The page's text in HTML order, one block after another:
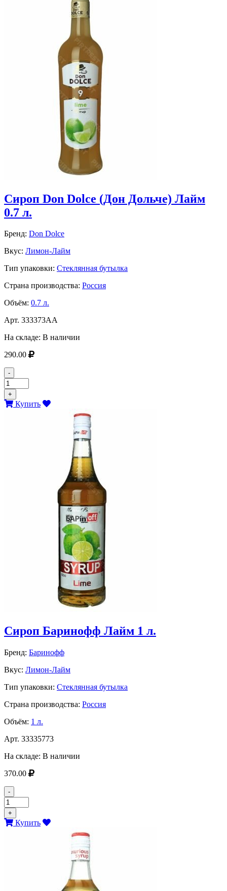
Сироп Don Dolce (Дон Дольче) Лайм
0.7 л.
Бренд: Don Dolce
Вкус: Лимон-Лайм
Тип упаковки: Стеклянная бутылка
Страна производства: Россия
Объём: 0.7 л.
Арт. 333373AA
На складе: В наличии
290.00
-
+
Купить
Сироп Баринофф Лайм 1 л.
Бренд: Баринофф
Вкус: Лимон-Лайм
Тип упаковки: Стеклянная бутылка
Страна производства: Россия
Объём: 1 л.
Арт. 33335773
На складе: В наличии
370.00
-
+
Купить